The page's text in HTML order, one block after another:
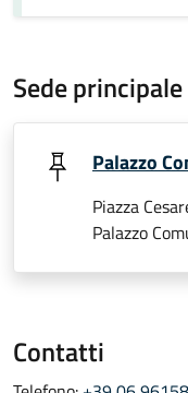
Sede principale
Palazzo
Piazza
Palazzo
Contatti